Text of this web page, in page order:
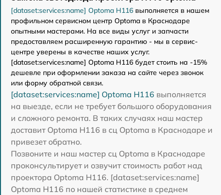
[dataset:services:name] Optoma H116 выполняется в нашем
профильном сервисном центр Optoma в Краснодаре
опытными мастерами. На все виды услуг и запчасти
предоставляем расширенную гарантию - мы в сервис-
центре уверены в качестве наших услуг.
[dataset:services:name] Optoma H116 будет стоить на -15%
дешевле при оформлении заказа на сайте через звонок
или форму обратной связи.
[dataset:services:name] Optoma H116 выполняется
на выезде, если не требует большого оборудования
и сложного ремонта. В таких случаях наш мастер
доставит Optoma H116 в сц Optoma в Краснодаре и
привезет обратно.
Позвоните и наш мастер сц Optoma в Краснодаре
проконсультирует и озвучит стоимость работ над
проектора Optoma H116. [dataset:services:name]
Optoma H116 по нашей статистике в среднем